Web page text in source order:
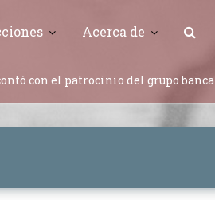
Acerca de
con el patrocinio del grupo